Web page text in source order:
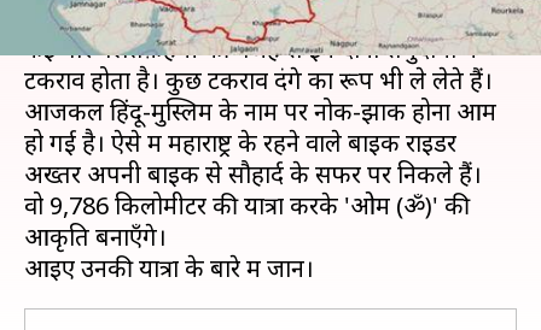
भारत में हिंदुओं के बाद सबसे ज़्यादा मुस्लिम आबादी है।
कई बार गलतफ़हमी की वजह से इन दोनों समुदायों में
टकराव होता है। कुछ टकराव दंगे का रूप भी ले लेते हैं।
आजकल हिंदू-मुस्लिम के नाम पर नोक-झोंक होना आम
हो गई है। ऐसे में महाराष्ट्र के रहने वाले बाइक राइडर
अख्तर अपनी बाइक से सौहार्द के सफर पर निकले हैं।
वो 9,786 किलोमीटर की यात्रा करके 'ओम (ॐ)' की
आकृति बनाएँगे।